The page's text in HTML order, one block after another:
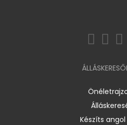
Készíts